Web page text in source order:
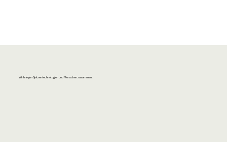
Wir bringen Spitzentechnologien und Menschen zusammen.